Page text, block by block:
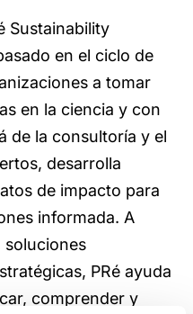
Sustainability
en el ciclo de
a tomar
en la ciencia y con
de la consultoría y el
desarrolla
de impacto para
informada. A
soluciones
PRé ayuda
comprender y